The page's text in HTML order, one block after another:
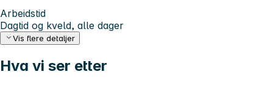
Arbeidstid
Dagtid og kveld, alle dager
Vis flere detaljer
Hva vi ser etter